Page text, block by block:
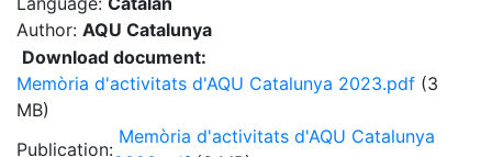
Author: AQU Catalunya
Download document:
Memòria d'activitats d'AQU Catalunya 2023.pdf (3
MB)
Publication:
Memòria d'activitats d'AQU Catalunya